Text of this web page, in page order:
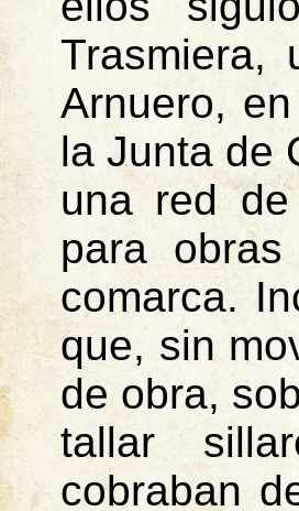
Trasmiera,
Arnuero,
la Junta de
una red de
para
comarca.
que, sin
de obra,
tallar
cobraban